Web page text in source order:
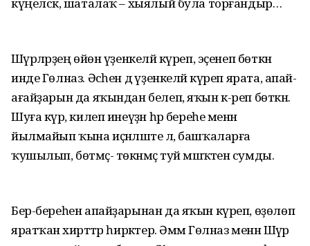
Шәүрәләрҙең өйөн үҙенкеләй күреп, эҫенеп бөткән
инде Гөлназ. Әсәһен дә үҙенкеләй күреп ярата, апай-
ағайҙарын да яҡындан белеп, яҡын к-реп бөткән.
Шуға күрә, килеп инеүҙән һәр береһе менән
йылмайып ҡына иҫәнләште лә, башҡаларға
ҡушылып, бөтмәҫ- төкәнмәҫ туй мәшәҡәтенә сумды.
Бер-береһен апайҙарынан да яҡын күреп, өҙөлөп
яратҡан әхирәттәр һирәктер. Әммә Гөлназ менән Шәүрә